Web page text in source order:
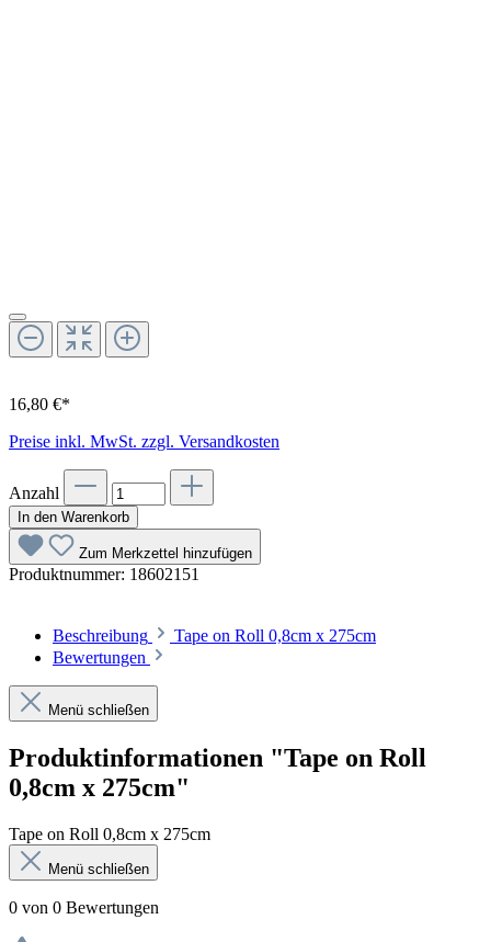
16,80 €*
Preise inkl. MwSt. zzgl. Versandkosten
Anzahl
In den Warenkorb
Zum Merkzettel hinzufügen
Produktnummer: 18602151
Beschreibung
Tape on Roll 0,8cm x 275cm
Bewertungen
Menü schließen
Produktinformationen "Tape on Roll
0,8cm x 275cm"
Tape on Roll 0,8cm x 275cm
Menü schließen
0 von 0 Bewertungen